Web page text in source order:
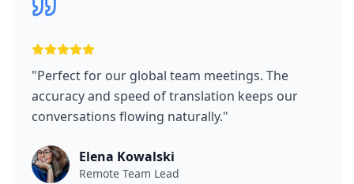
"Perfect for our global team meetings. The
accuracy and speed of translation keeps our
conversations flowing naturally."
Elena Kowalski
Remote Team Lead